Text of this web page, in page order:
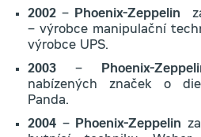
2002 – Phoenix-Zeppelin
– výrobce manipulační
výrobce UPS.
2003 – Phoenix-
nabízených značek o
Panda.
2004 – Phoenix-Zeppelin